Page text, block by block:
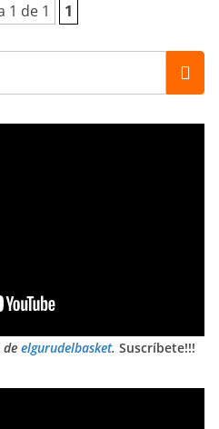
1 de 1 1
de elgurudelbasket. Suscríbete!!!